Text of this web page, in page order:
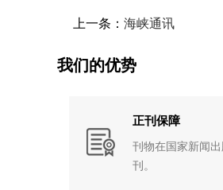
上一条： 海峡通讯
我们的优势
正刊保障
刊物在国家新闻
刊。